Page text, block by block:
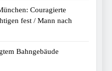
Couragierte
fest / Mann nach
Bahngebäude